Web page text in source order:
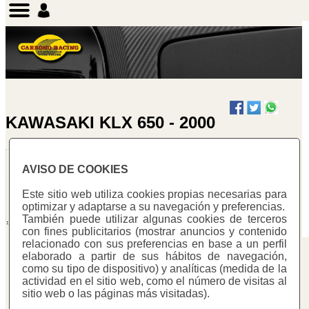
AVISO DE COOKIES
Este sitio web utiliza cookies propias necesarias para
optimizar y adaptarse a su navegación y preferencias.
También puede utilizar algunas cookies de terceros
con fines publicitarios (mostrar anuncios y contenido
relacionado con sus preferencias en base a un perfil
elaborado a partir de sus hábitos de navegación,
como su tipo de dispositivo) y analíticas (medida de la
actividad en el sitio web, como el número de visitas al
sitio web o las páginas más visitadas).
KAWASAKI KLX 650 - 2000
invertida
Warning
Undefined array
key "cotitzacio"
in
/homepages/0/d334671725/htdocs/web3/seccio.php
on line391
Warning:
Undefined
Carbono Racing
C/ Mestre Trias, 177